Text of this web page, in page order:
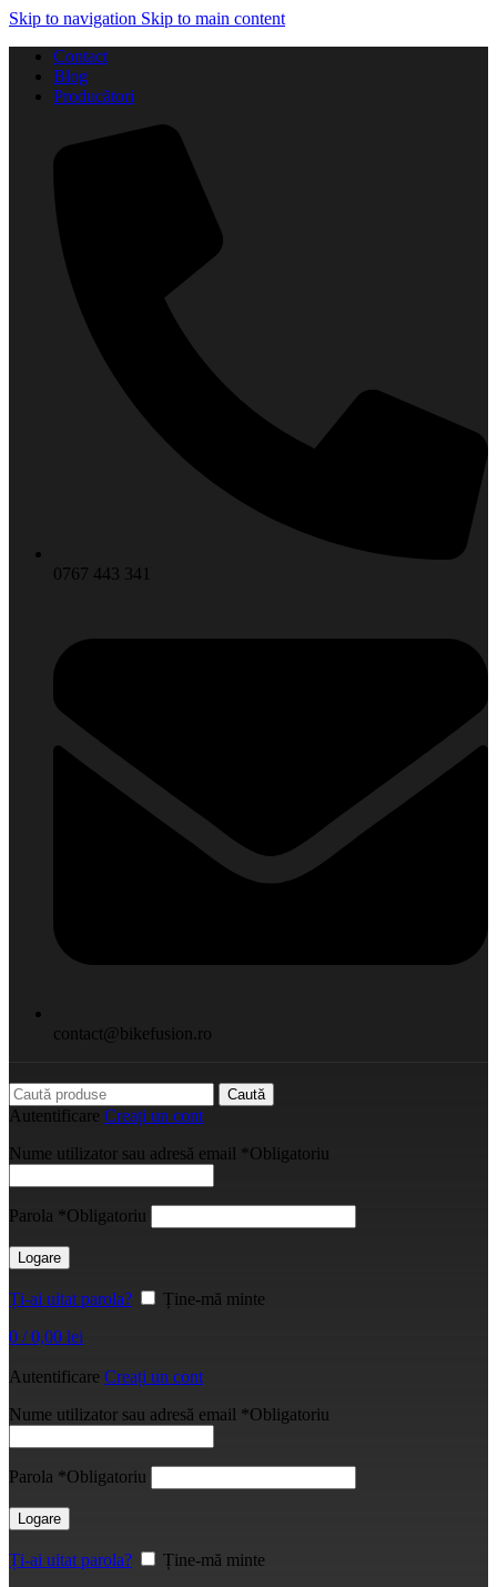
Skip to navigation Skip to main content
Contact
Blog
Producători
0767 443 341
contact@bikefusion.ro
Caută
Autentificare Creați un cont
Nume utilizator sau adresă email *Obligatoriu
Parola *Obligatoriu
Logare
Ți-ai uitat parola?
Ține-mă minte
0 / 0,00 lei
Autentificare Creați un cont
Nume utilizator sau adresă email *Obligatoriu
Parola *Obligatoriu
Logare
Ți-ai uitat parola?
Ține-mă minte